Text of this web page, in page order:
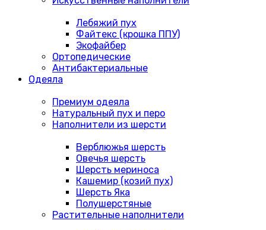
Лебяжий пух
Файтекс (крошка ППУ)
Экофайбер
Ортопедические
Антибактериальные
Одеяла
Премиум одеяла
Натуральный пух и перо
Наполнители из шерсти
Верблюжья шерсть
Овечья шерсть
Шерсть мериноса
Кашемир (козий пух)
Шерсть Яка
Полушерстяные
Растительные наполнители